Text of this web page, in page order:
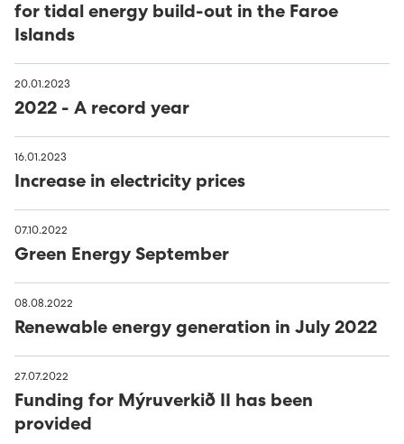
for tidal energy build-out in the Faroe
Islands
20.01.2023
2022 - A record year
16.01.2023
Increase in electricity prices
07.10.2022
Green Energy September
08.08.2022
Renewable energy generation in July 2022
27.07.2022
Funding for Mýruverkið II has been
provided